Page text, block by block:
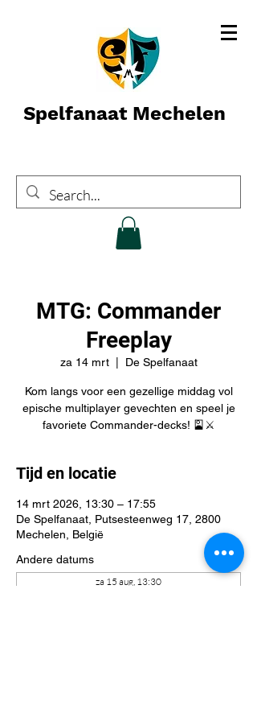
Spelfanaat Mechelen
MTG: Commander
Freeplay
za 14 mrt
  |
De Spelfanaat
Kom langs voor een gezellige middag vol
epische multiplayer gevechten en speel je
favoriete Commander-decks! 🎴⚔️
Tijd en locatie
14 mrt 2026, 13:30 – 17:55
De Spelfanaat, Putsesteenweg 17, 2800
Mechelen, België
Andere datums
za 15 aug, 13:30